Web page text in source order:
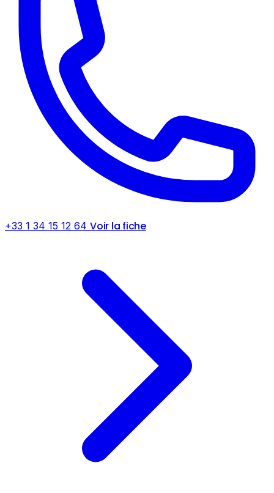
+33 1 34 15 12 64 Voir la fiche